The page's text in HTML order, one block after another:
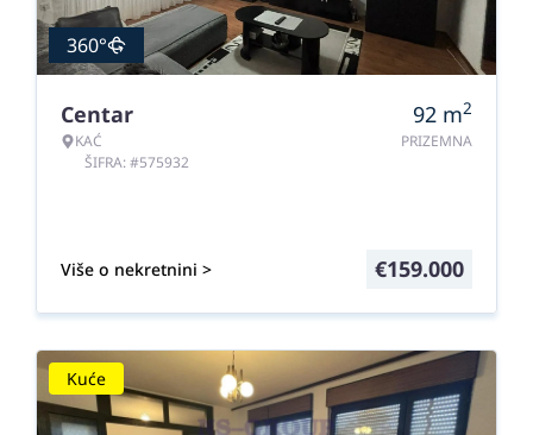
360°
Centar
KAĆ
ŠIFRA: #575932
92 m2
PRIZEMNA
Više o nekretnini > €159.000
Kuće